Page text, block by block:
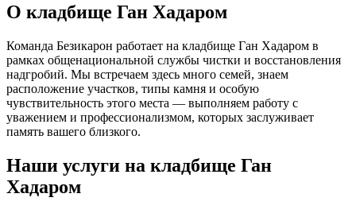
О кладбище Ган Хадаром
Команда Безикарон работает на кладбище Ган Хадаром в
рамках общенациональной службы чистки и восстановления
надгробий. Мы встречаем здесь много семей, знаем
расположение участков, типы камня и особую
чувствительность этого места — выполняем работу с
уважением и профессионализмом, которых заслуживает
память вашего близкого.
Наши услуги на кладбище Ган
Хадаром